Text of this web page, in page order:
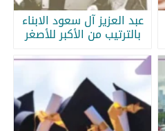
عبد العزيز آل سعود الابناء
بالترتيب من الأكبر للأصغر